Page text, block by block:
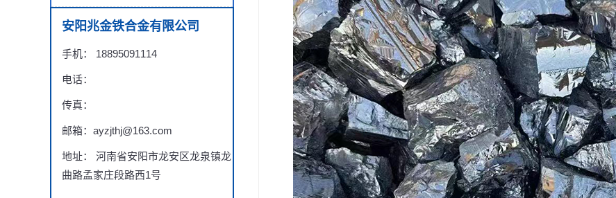
安阳兆金铁合金有限公司
手机： 18895091114
电话：
传真：
邮箱：ayzjthj@163.com
地址： 河南省安阳市龙安区龙泉镇龙
曲路孟家庄段路西1号